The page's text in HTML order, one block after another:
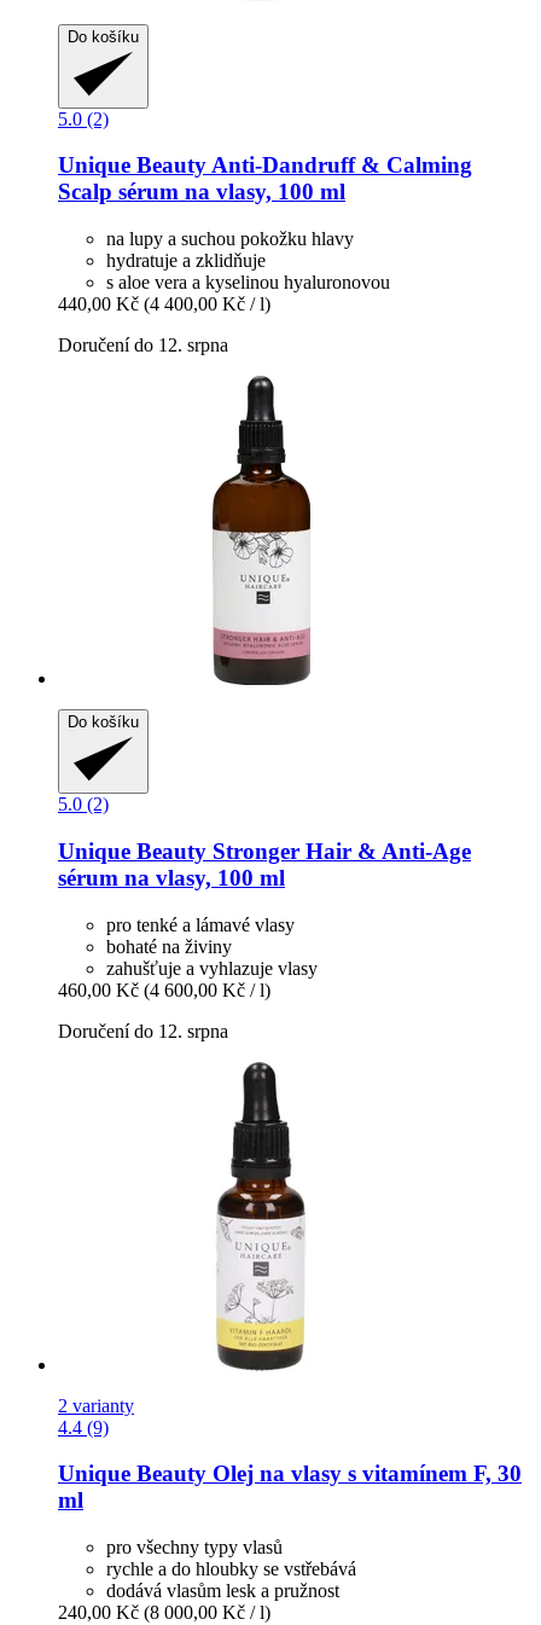
Do košíku
5.0 (2)
Unique BeautyAnti-​Dandruff & Calming
Scalp sérum na vlasy, 100 ml
na lupy a suchou pokožku hlavy
hydratuje a zklidňuje
s aloe vera a kyselinou hyaluronovou
440,00 Kč (4 400,00 Kč / l)
Doručení do 12. srpna
Do košíku
5.0 (2)
Unique Beauty Stronger Hair & Anti-​Age
sérum na vlasy, 100 ml
pro tenké a lámavé vlasy
bohaté na živiny
zahušťuje a vyhlazuje vlasy
460,00 Kč (4 600,00 Kč / l)
Doručení do 12. srpna
2 varianty
4.4 (9)
Unique Beauty Olej na vlasy s vitamínem F, 30
ml
pro všechny typy vlasů
rychle a do hloubky se vstřebává
dodává vlasům lesk a pružnost
240,00 Kč (8 000,00 Kč / l)